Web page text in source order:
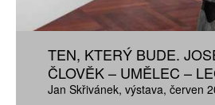
TEN, KTERÝ BUDE.
ČLOVĚK – UMĚLEC –
Jan Skřivánek výstava červen